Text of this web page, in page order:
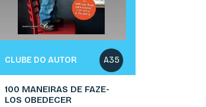
A35
CLUBE DO AUTOR
100 MANEIRAS DE FAZE-
LOS OBEDECER